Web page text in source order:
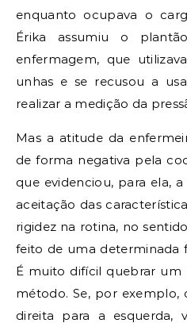
enquanto ocupava o
Érika assumiu o
enfermagem, que
unhas e se recusou a
realizar a medição da
Mas a atitude da
de forma negativa pela
que evidenciou, para ela,
aceitação das
rigidez na rotina, no
feito de uma determinada
É muito difícil quebrar
método. Se, por exemplo,
direita para a esquerda,